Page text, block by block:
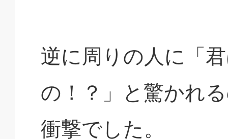
逆に周りの人に「
の！？」と驚かれ
衝撃でした。